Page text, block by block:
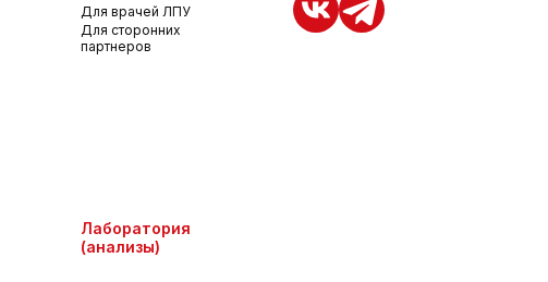
Для врачей ЛПУ
Для сторонних
партнеров
Лаборатория
(анализы)